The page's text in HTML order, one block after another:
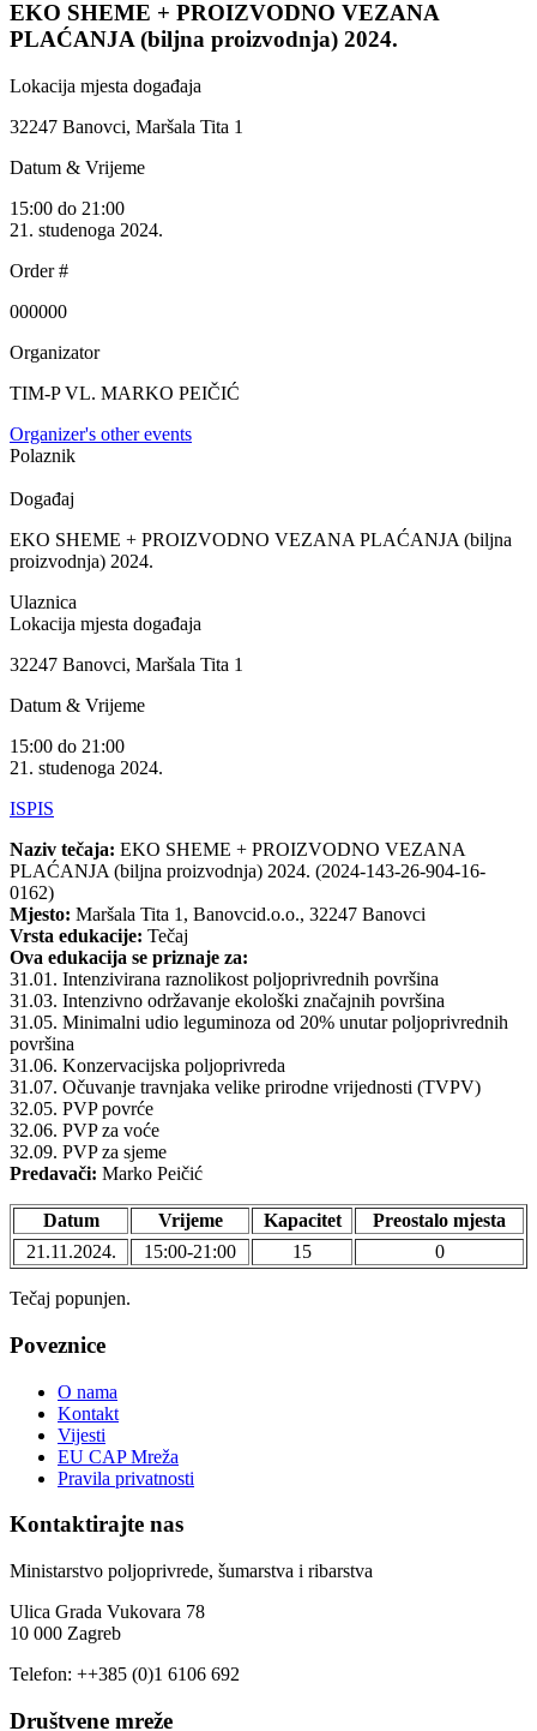
EKO SHEME + PROIZVODNO VEZANA
PLAĆANJA (biljna proizvodnja) 2024.
Lokacija mjesta događaja
32247 Banovci, Maršala Tita 1
Datum & Vrijeme
15:00 do 21:00
21. studenoga 2024.
Order #
000000
Organizator
TIM-P VL. MARKO PEIČIĆ
Organizer's other events
Polaznik
Događaj
EKO SHEME + PROIZVODNO VEZANA PLAĆANJA (biljna
proizvodnja) 2024.
Ulaznica
Lokacija mjesta događaja
32247 Banovci, Maršala Tita 1
Datum & Vrijeme
15:00 do 21:00
21. studenoga 2024.
ISPIS
Naziv tečaja: EKO SHEME + PROIZVODNO VEZANA
PLAĆANJA (biljna proizvodnja) 2024. (2024-143-26-904-16-
0162)
Mjesto: Maršala Tita 1, Banovcid.o.o., 32247 Banovci
Vrsta edukacije: Tečaj
Ova edukacija se priznaje za:
31.01. Intenzivirana raznolikost poljoprivrednih površina
31.03. Intenzivno održavanje ekološki značajnih površina
31.05. Minimalni udio leguminoza od 20% unutar poljoprivrednih
površina
31.06. Konzervacijska poljoprivreda
31.07. Očuvanje travnjaka velike prirodne vrijednosti (TVPV)
32.05. PVP povrće
32.06. PVP za voće
32.09. PVP za sjeme
Predavači: Marko Peičić
Datum Vrijeme Kapacitet
Preostalo mjesta
21.11.2024.
15:00-21:00 15 0
Tečaj popunjen.
Poveznice
O nama
Kontakt
Vijesti
EU CAP Mreža
Pravila privatnosti
Kontaktirajte nas
Ministarstvo poljoprivrede, šumarstva i ribarstva
Ulica Grada Vukovara 78
10 000 Zagreb
Telefon: ++385 (0)1 6106 692
Društvene mreže